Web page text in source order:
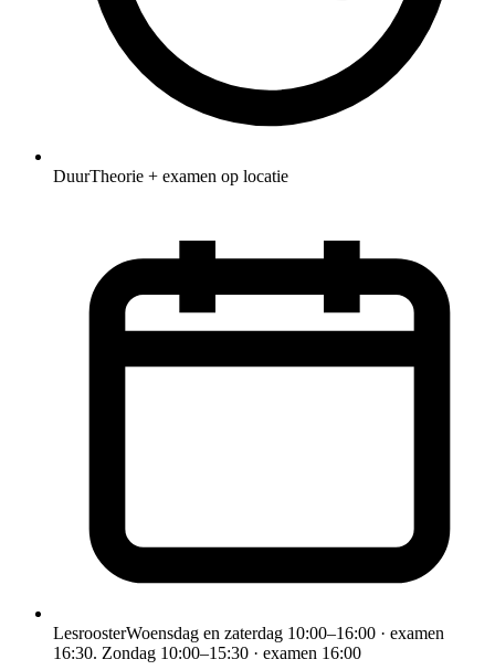
DuurTheorie + examen op locatie
LesroosterWoensdag en zaterdag 10:00–16:00 · examen
16:30. Zondag 10:00–15:30 · examen 16:00